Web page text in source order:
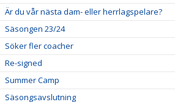
Är du vår nästa dam- eller herrlagspelare?
Säsongen 23/24
Söker fler coacher
Re-signed
Summer Camp
Säsongsavslutning